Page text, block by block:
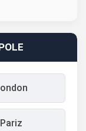
Pariz